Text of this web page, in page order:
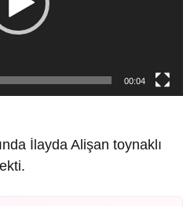
00:04
İlayda Alişan toynaklı